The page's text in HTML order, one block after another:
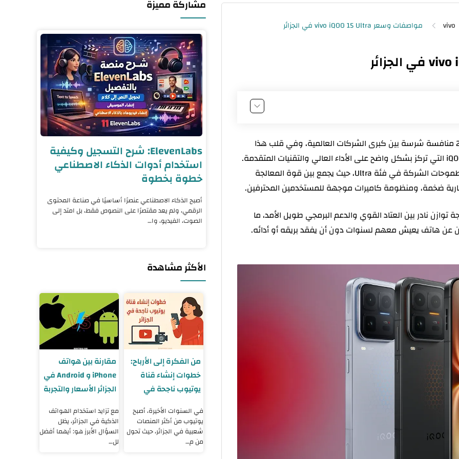
vivo
يشهد سوق الهواتف الذكية الرائدة في عام 2026 منافسة شرسة بين كبرى الشركات العالمية، وفي قلب هذا
السباق تبرز شركة vivo من خلال علامتها الفرعية iQOO التي تركز بشكل واضح على الأداء العالي والتقنيات المتقدمة.
كترجمة فعلية لطموحات الشركة في فئة Ultra، حيث يجمع بين قوة المعالجة
ضخمة، ومنظومة كاميرات موجهة للمستخدمين المحترفين.
توازن نادر بين العتاد القوي والدعم البرمجي طويل الأمد، ما
عن هاتف يعيش معهم لسنوات دون أن يفقد بريقه أو أدائه.
مشاركة مميزة
ElevenLabs: شرح التسجيل وكيفية
استخدام أدوات الذكاء الاصطناعي
خطوة بخطوة
أصبح الذكاء الاصطناعي عنصرًا أساسيًا في صناعة المحتوى
الرقمي، ولم يعد مقتصرًا على النصوص فقط، بل امتد إلى
الصوت، الفيديو، وا…
الأكثر مشاهدة
من الفكرة إلى الأرباح:
خطوات إنشاء قناة
يوتيوب ناجحة في
في السنوات الأخيرة، أصبح
يوتيوب من أكثر المنصات
شعبية في الجزائر، حيث تحول
من م…
مقارنة بين هواتف
iPhone و Android في
الجزائر الأسعار والتجربة
مع تزايد استخدام الهواتف
الذكية في الجزائر، يظل
السؤال الأبرز هو: أيهما أفضل
لل…